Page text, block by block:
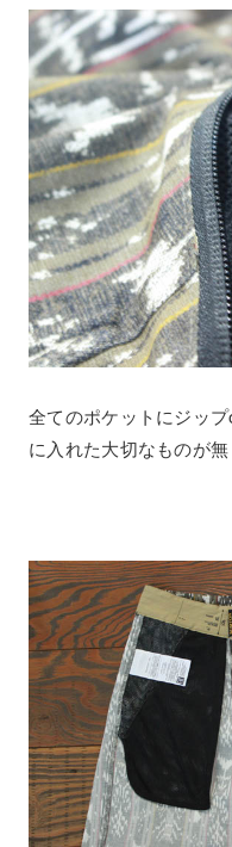
全てのポケットにジッ
に入れた大切なものが